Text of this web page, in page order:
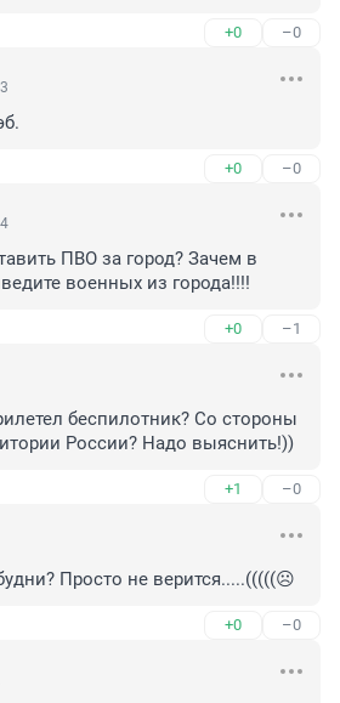
+0 –0
+0 –0
ПВО за город? Зачем в
военных из города!!!!
+0 –1
беспилотник? Со стороны
России? Надо выяснить!))
+1 –0
Просто не верится.....(((((☹️
+0 –0